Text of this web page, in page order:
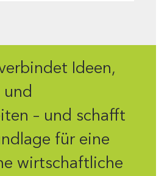
Ideen,
und
– und schafft
für eine
wirtschaftliche